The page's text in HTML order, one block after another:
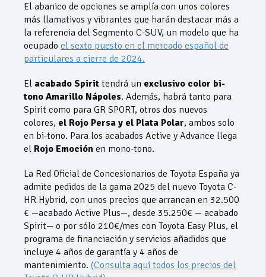
El abanico de opciones se amplía con unos colores
más llamativos y vibrantes que harán destacar más a
la referencia del Segmento C-SUV, un modelo que ha
ocupado el sexto puesto en el mercado español de
particulares a cierre de 2024.
El acabado Spirit tendrá un exclusivo color bi-
tono Amarillo Nápoles. Además, habrá tanto para
Spirit como para GR SPORT, otros dos nuevos
colores, el Rojo Persa y el Plata Polar, ambos solo
en bi-tono. Para los acabados Active y Advance llega
el Rojo Emoción en mono-tono.
La Red Oficial de Concesionarios de Toyota España ya
admite pedidos de la gama 2025 del nuevo Toyota C-
HR Hybrid, con unos precios que arrancan en 32.500
€ —acabado Active Plus—, desde 35.250€ — acabado
Spirit— o por sólo 210€/mes con Toyota Easy Plus, el
programa de financiación y servicios añadidos que
incluye 4 años de garantía y 4 años de
mantenimiento. (Consulta aquí todos los precios del